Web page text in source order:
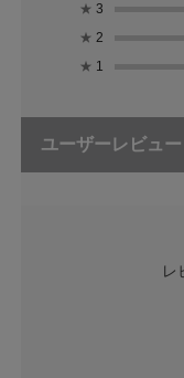
★ 3
★ 2
★ 1
ユーザーレビュー
レ